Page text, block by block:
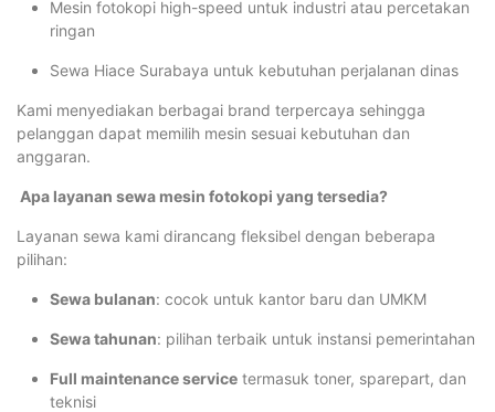
Mesin fotokopi high-speed untuk industri atau percetakan
ringan
Sewa Hiace Surabaya untuk kebutuhan perjalanan dinas
Kami menyediakan berbagai brand terpercaya sehingga
pelanggan dapat memilih mesin sesuai kebutuhan dan
anggaran.
Apa layanan sewa mesin fotokopi yang tersedia?
Layanan sewa kami dirancang fleksibel dengan beberapa
pilihan:
Sewa bulanan: cocok untuk kantor baru dan UMKM
Sewa tahunan: pilihan terbaik untuk instansi pemerintahan
Full maintenance service termasuk toner, sparepart, dan
teknisi